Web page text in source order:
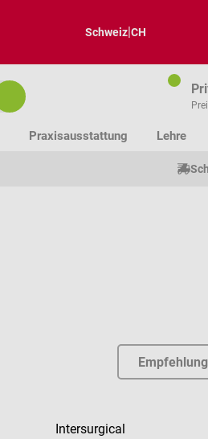
Schweiz|CH
Praxisausstattung Lehre
Intersurgical